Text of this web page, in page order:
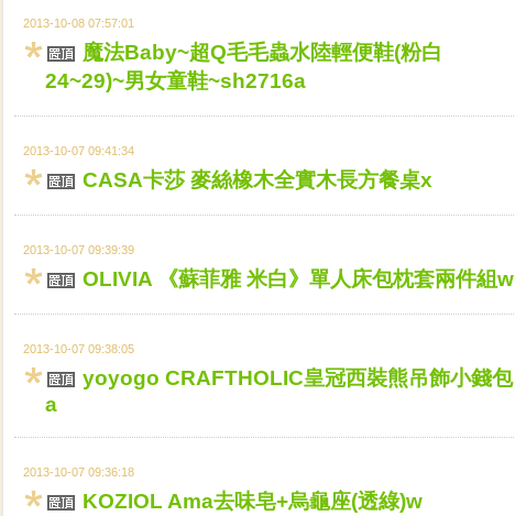
2013-10-08 07:57:01
魔法Baby~超Q毛毛蟲水陸輕便鞋(粉白
24~29)~男女童鞋~sh2716a
2013-10-07 09:41:34
CASA卡莎 麥絲橡木全實木長方餐桌x
2013-10-07 09:39:39
OLIVIA 《蘇菲雅 米白》單人床包枕套兩件組w
2013-10-07 09:38:05
yoyogo CRAFTHOLIC皇冠西裝熊吊飾小錢包
a
2013-10-07 09:36:18
KOZIOL Ama去味皂+烏龜座(透綠)w